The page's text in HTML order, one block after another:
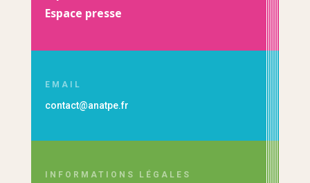
Espace presse
EMAIL
contact@anatpe.fr
INFORMATIONS LÉGALES